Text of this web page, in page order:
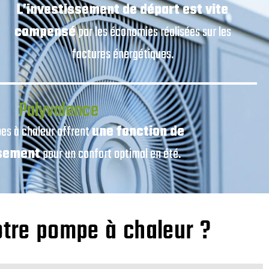
L’investissement de départ est vite
compensépar les économies réalisées sur les
factures énergétiques.
Polyvalence
à chaleur offrentune fonction de
pour un confort optimal en été.
pompe à chaleur ?